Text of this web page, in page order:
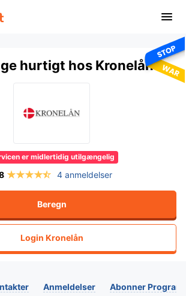
er midlertidig utilgængelig
hurtigt hos Kronelån
4 anmeldelser
Beregn
Login Kronelån
Anmeldelser Abonner